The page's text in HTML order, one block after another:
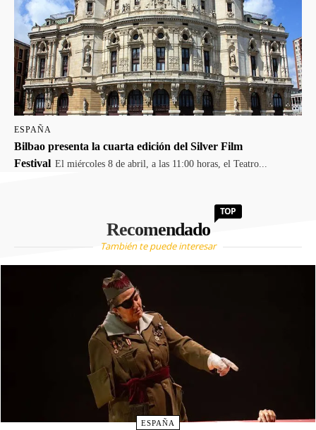
ESPAÑA
Bilbao presenta la cuarta edición del Silver Film
Festival El miércoles 8 de abril, a las 11:00 horas, el Teatro...
Recomendado
TOP
También te puede interesar
ESPAÑA